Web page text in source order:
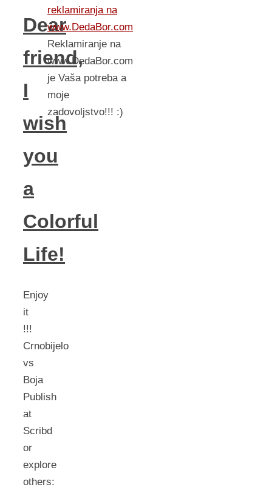
Dear
friend,
I
wish
you
a
Colorful
Life!
Enjoy
it
!!!
Crnobijelo
vs
Boja
Publish
at
Scribd
or
explore
others:
reklamiranja na
www.DedaBor.com
Reklamiranje na
www.DedaBor.com
je Vaša potreba a
moje
zadovoljstvo!!! :)